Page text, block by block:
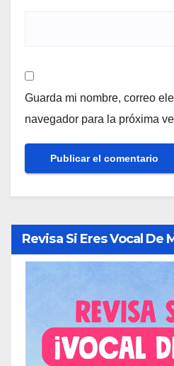
Guarda mi nombre, correo
navegador para la próxima
Revisa Si Eres Vocal De